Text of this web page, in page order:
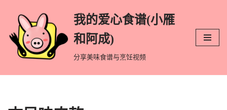
跳
至
文
我的爱心食谱(小雁
和阿成)
分享美味食谱与烹饪视频